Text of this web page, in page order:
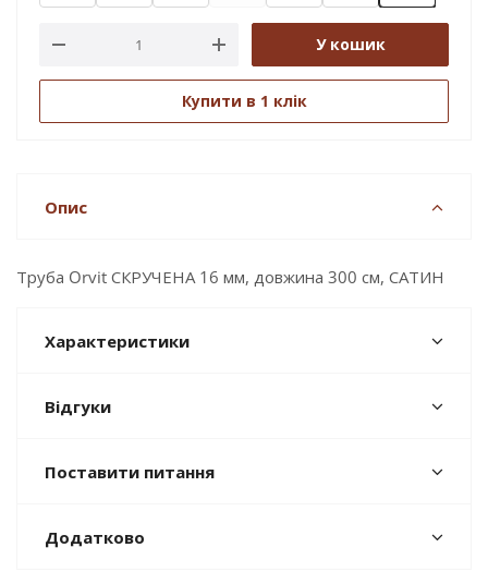
У кошик
Купити в 1 клік
Опис
Труба Orvit СКРУЧЕНА 16 мм, довжина 300 см, САТИН
Характеристики
Відгуки
Поставити питання
Додатково